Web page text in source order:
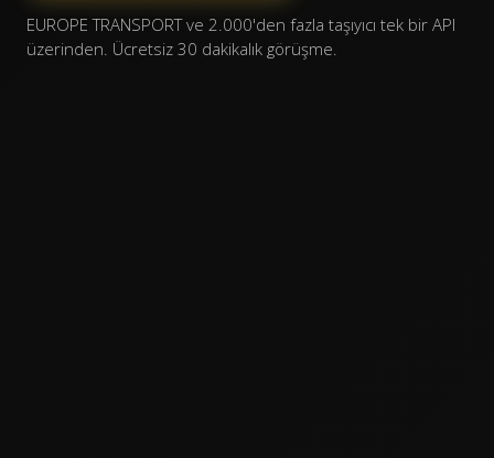
EUROPE TRANSPORT ve 2.000'den fazla taşıyıcı tek bir API
üzerinden. Ücretsiz 30 dakikalık görüşme.